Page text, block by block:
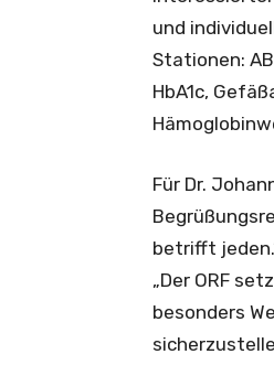
und
Stationen:
HbA1c,
Für Dr.
betrifft
„Der ORF
besonders